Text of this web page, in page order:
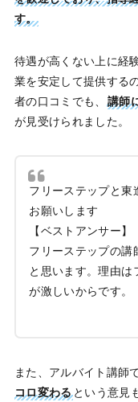
す。
待遇が高くない上に経
業を安定して提供する
者の口コミでも、 講師
が見受けられました。
フリーステップと東
お願いします
【ベストアンサー】
フリーステップの講
と思います。理由は
が激しいからです。
また、アルバイト講師
コロ変わる という意見